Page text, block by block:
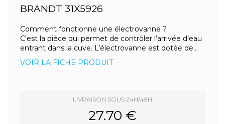
BRANDT 31X5926
Comment fonctionne une électrovanne ?
C'est la pièce qui permet de contrôler l’arrivée d’eau
entrant dans la cuve. L’électrovanne est dotée de...
VOIR LA FICHE PRODUIT
LIVRAISON SOUS 24H/48H
27.70 €